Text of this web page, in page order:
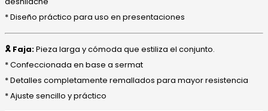
* Diseño práctico para uso en presentaciones
🎗️ Faja:Pieza larga y cómoda que estiliza el conjunto.
* Confeccionada en base a sermat
* Detalles completamente remallados para mayor resistencia
* Ajuste sencillo y práctico